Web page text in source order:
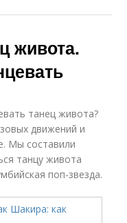
живота.
танец живота?
движений и
Мы составили
танцу живота
поп-звезда.